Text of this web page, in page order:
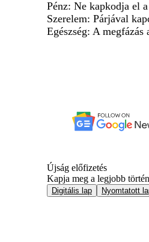
Pénz: Ne kapkodja el
Szerelem: Párjával
Egészség: A megfázás
Újság előfizetés
Kapja meg a legjobb
Digitális lap Nyomtatott